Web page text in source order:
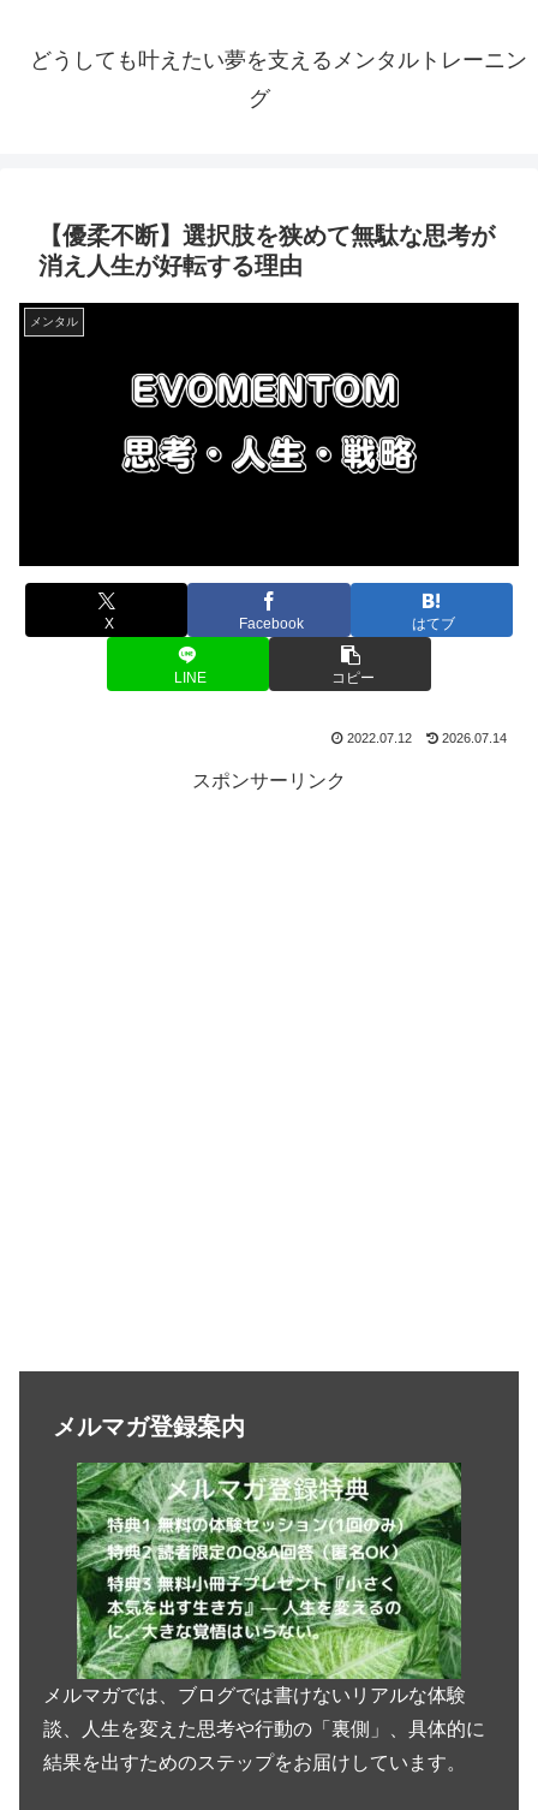
どうしても叶えたい夢を支えるメンタルトレーニン
グ
【優柔不断】選択肢を狭めて無駄な思考が
消え人生が好転する理由
メンタル
X Facebook はてブ
LINE コピー
2022.07.12 2026.07.14
スポンサーリンク
メルマガ登録案内
メルマガでは、ブログでは書けないリアルな体験
談、人生を変えた思考や行動の「裏側」、具体的に
結果を出すためのステップをお届けしています。